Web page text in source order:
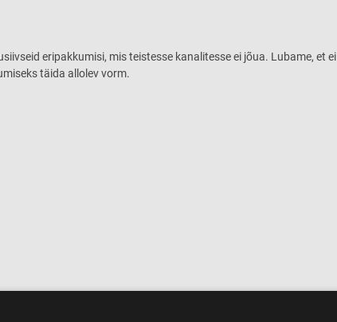
eripakkumisi, mis teistesse kanalitesse ei jõua. Lubame, et ei
täida allolev vorm.